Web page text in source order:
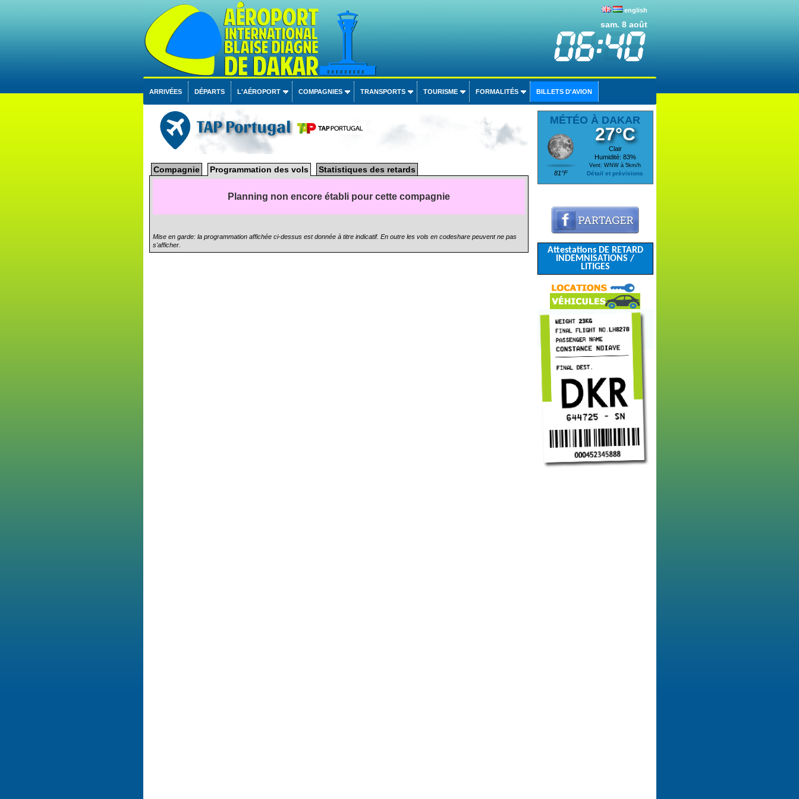
english
sam. 8 août
ARRIVÉES DÉPARTS L'AÉROPORT COMPAGNIES TRANSPORTS TOURISME FORMALITÉS BILLETS D'AVION
TAP Portugal
Compagnie Programmation des vols Statistiques des retards
Planning non encore établi pour cette compagnie
Mise en garde: la programmation affichée ci-dessus est donnée à titre indicatif. En outre les vols en codeshare peuvent ne pas
s'afficher.
MÉTÉO À DAKAR
81°F
27°C
Clair
Humidité: 83%
Vent: WNW à 5km/h
Détail et prévisions
Attestations DE RETARD
INDEMNISATIONS /
LITIGES